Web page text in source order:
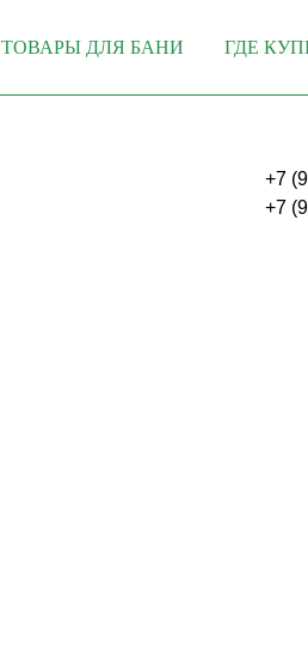
ТОВАРЫ ДЛЯ БАНИ ГДЕ
+7
+7